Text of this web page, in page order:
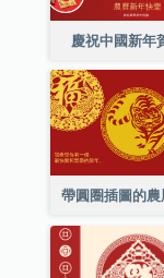
慶祝中國新年